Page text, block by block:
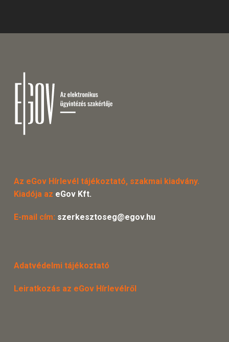
Az eGov Hírlevél tájékoztató, szakmai kiadvány.
Kiadója az eGov Kft.
E-mail cím: szerkesztoseg@egov.hu
Adatvédelmi tájékoztató
Leiratkozás az eGov Hírlevélről